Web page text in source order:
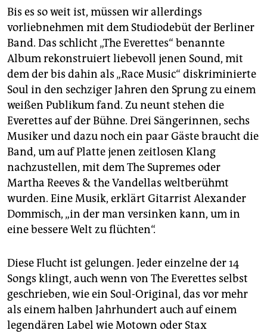
Bis es so weit ist, müssen wir allerdings
vorliebnehmen mit dem Studiodebüt der Berliner
Band. Das schlicht „The Everettes“ benannte
Album rekonstruiert liebevoll jenen Sound, mit
dem der bis dahin als „Race Music“ diskriminierte
Soul in den sechziger Jahren den Sprung zu einem
weißen Publikum fand. Zu neunt stehen die
Everettes auf der Bühne. Drei Sängerinnen, sechs
Musiker und dazu noch ein paar Gäste braucht die
Band, um auf Platte jenen zeitlosen Klang
nachzustellen, mit dem The Supremes oder
Martha Reeves & the Vandellas weltberühmt
wurden. Eine Musik, erklärt Gitarrist Alexander
Dommisch, „in der man versinken kann, um in
eine bessere Welt zu flüchten“.
Diese Flucht ist gelungen. Jeder einzelne der 14
Songs klingt, auch wenn von The Everettes selbst
geschrieben, wie ein Soul-Original, das vor mehr
als einem halben Jahrhundert auch auf einem
legendären Label wie Motown oder Stax